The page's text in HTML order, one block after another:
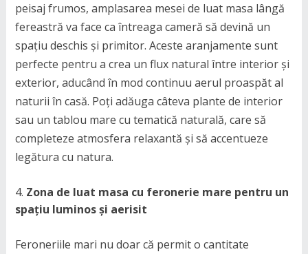
peisaj frumos, amplasarea mesei de luat masa lângă
fereastră va face ca întreaga cameră să devină un
spațiu deschis și primitor. Aceste aranjamente sunt
perfecte pentru a crea un flux natural între interior și
exterior, aducând în mod continuu aerul proaspăt al
naturii în casă. Poți adăuga câteva plante de interior
sau un tablou mare cu tematică naturală, care să
completeze atmosfera relaxantă și să accentueze
legătura cu natura.
Zona de luat masa cu feronerie mare pentru un
spațiu luminos și aerisit
Feroneriile mari nu doar că permit o cantitate